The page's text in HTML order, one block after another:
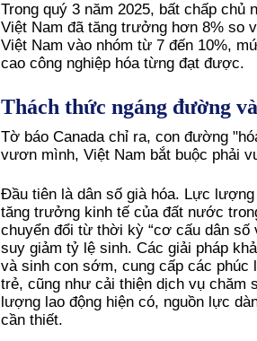
Trong quý 3 năm 2025, bất chấp chủ
Việt Nam đã tăng trưởng hơn 8% so
Việt Nam vào nhóm từ 7 đến 10%,
cao công nghiệp hóa từng đạt được.
Thách thức ngáng đường
Tờ báo Canada chỉ ra, con đường
vươn mình, Việt Nam bắt buộc phải
Đầu tiên là dân số già hóa. Lực
tăng trưởng kinh tế của đất nước
chuyển đổi từ thời kỳ “cơ cấu dân số
suy giảm tỷ lệ sinh. Các giải pháp
và sinh con sớm, cung cấp các
trẻ, cũng như cải thiện dịch vụ chăm
lượng lao động hiện có, nguồn lực
cần thiết.